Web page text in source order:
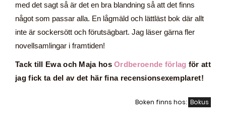
med det sagt så är det en bra blandning så att det finns
något som passar alla. En lågmäld och lättläst bok där allt
inte är sockersött och förutsägbart. Jag läser gärna fler
novellsamlingar i framtiden!
Tack till Ewa och Maja hosOrdberoende förlag för att
jag fick ta del av det här fina recensionsexemplaret!
Boken finns hos: Bokus